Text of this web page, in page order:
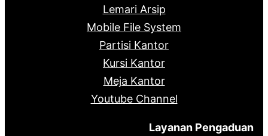
Lemari Arsip
Mobile File System
Partisi Kantor
Kursi Kantor
Meja Kantor
Youtube Channel
Layanan Pengaduan